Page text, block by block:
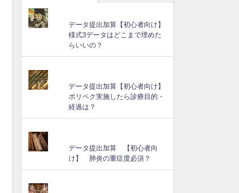
データ提出加算【初心者向け】
様式3データはどこまで埋めた
らいいの？
データ提出加算【初心者向け】
ポリペク実施したら診療目的・
経過は？
データ提出加算 【初心者向
け】 肺炎の重症度必須？